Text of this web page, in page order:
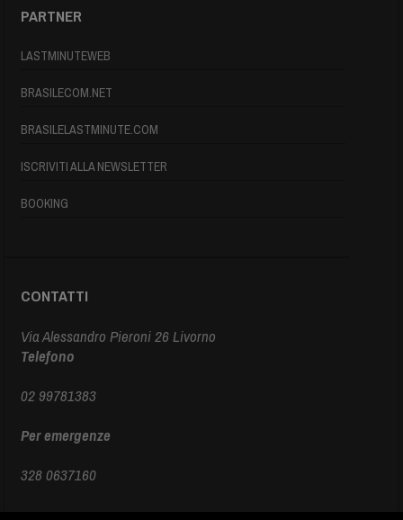
PARTNER
LASTMINUTEWEB
BRASILECOM.NET
BRASILELASTMINUTE.COM
ISCRIVITI ALLA NEWSLETTER
BOOKING
CONTATTI
Via Alessandro Pieroni 26 Livorno
Telefono
02 99781383
Per emergenze
328 0637160